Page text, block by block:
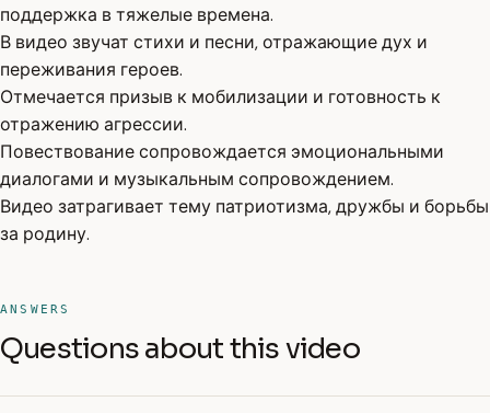
поддержка в тяжелые времена.
В видео звучат стихи и песни, отражающие дух и
переживания героев.
Отмечается призыв к мобилизации и готовность к
отражению агрессии.
Повествование сопровождается эмоциональными
диалогами и музыкальным сопровождением.
Видео затрагивает тему патриотизма, дружбы и борьбы
за родину.
ANSWERS
Questions about this video